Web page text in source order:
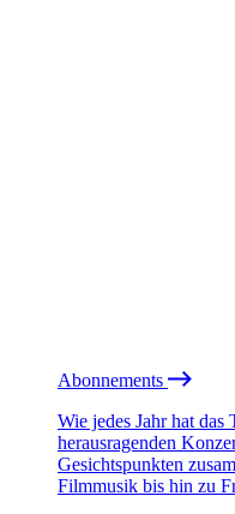
Abonnements
Wie jedes Jahr hat
herausragenden
Gesichtspunkten
Filmmusik bis hin zu